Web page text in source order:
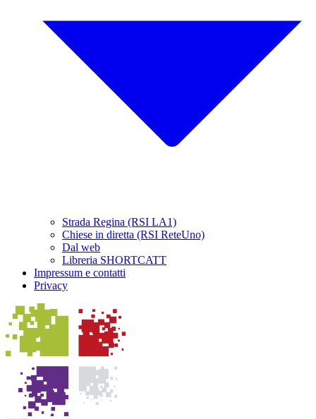
Strada Regina (RSI LA1)
Chiese in diretta (RSI ReteUno)
Dal web
Libreria SHORTCATT
Impressum e contatti
Privacy